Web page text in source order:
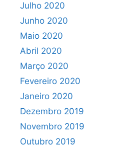
Julho 2020
Junho 2020
Maio 2020
Abril 2020
Março 2020
Fevereiro 2020
Janeiro 2020
Dezembro 2019
Novembro 2019
Outubro 2019